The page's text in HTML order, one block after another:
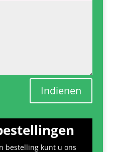
Indienen
bestelling kunt u ons